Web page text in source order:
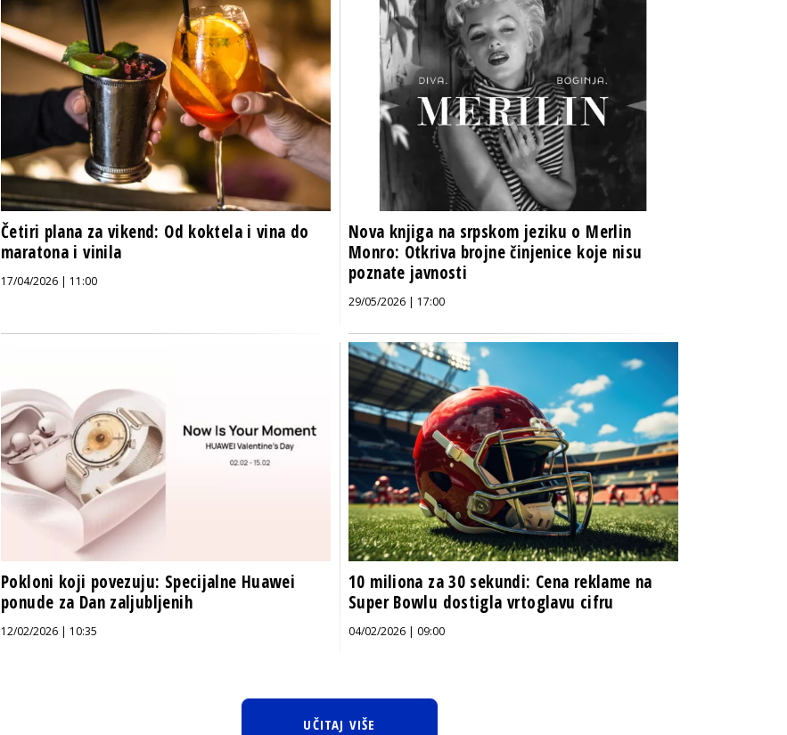
Četiri plana za vikend: Od koktela i vina do
maratona i vinila
17/04/2026 | 11:00
Nova knjiga na srpskom jeziku o Merlin
Monro: Otkriva brojne činjenice koje nisu
poznate javnosti
29/05/2026 | 17:00
Pokloni koji povezuju: Specijalne Huawei
ponude za Dan zaljubljenih
12/02/2026 | 10:35
10 miliona za 30 sekundi: Cena reklame na
Super Bowlu dostigla vrtoglavu cifru
04/02/2026 | 09:00
UČITAJ VIŠE